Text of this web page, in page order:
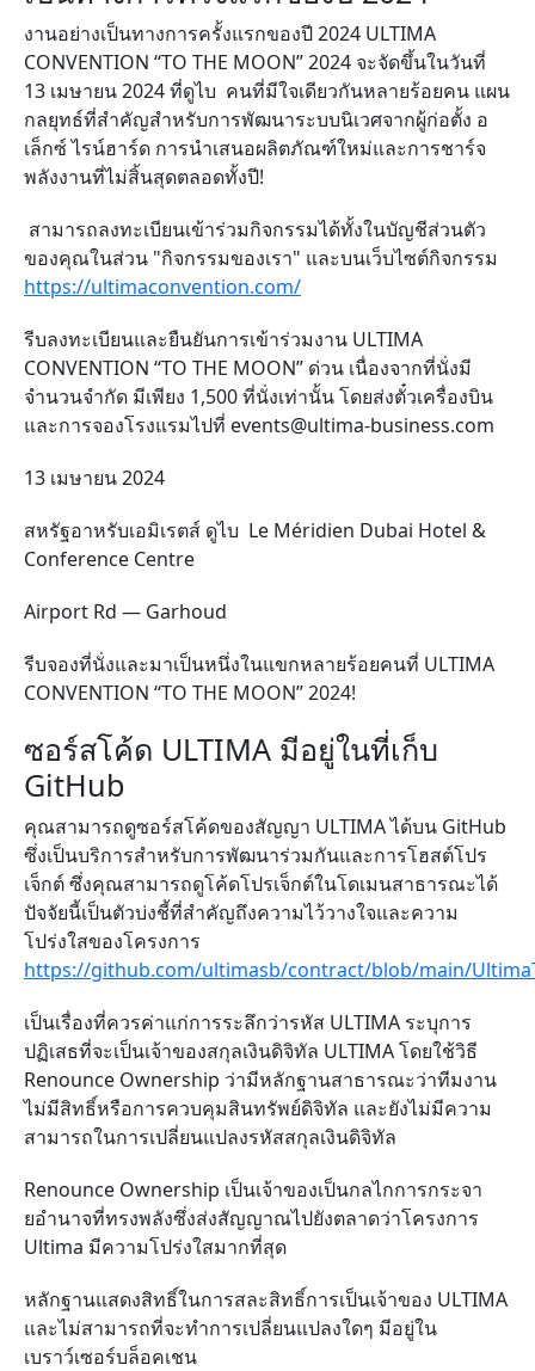
งานอย่างเป็นทางการครั้งแรกของปี 2024 ULTIMA
CONVENTION “TO THE MOON” 2024 จะจัดขึ้นในวันที่
13 เมษายน 2024 ที่ดูไบ คนที่มีใจเดียวกันหลายร้อยคน แผน
กลยุทธ์ที่สำคัญสำหรับการพัฒนาระบบนิเวศจากผู้ก่อตั้ง อ
เล็กซ์ ไรน์ฮาร์ด การนำเสนอผลิตภัณฑ์ใหม่และการชาร์จ
พลังงานที่ไม่สิ้นสุดตลอดทั้งปี!
สามารถลงทะเบียนเข้าร่วมกิจกรรมได้ทั้งในบัญชีส่วนตัว
ของคุณในส่วน "กิจกรรมของเรา" และบนเว็บไซต์กิจกรรม
https://ultimaconvention.com/
รีบลงทะเบียนและยืนยันการเข้าร่วมงาน ULTIMA
CONVENTION “TO THE MOON” ด่วน เนื่องจากที่นั่งมี
จำนวนจำกัด มีเพียง 1,500 ที่นั่งเท่านั้น โดยส่งตั๋วเครื่องบิน
และการจองโรงแรมไปที่ events@ultima-business.com
13 เมษายน 2024
สหรัฐอาหรับเอมิเรตส์ ดูไบ Le Méridien Dubai Hotel &
Conference Centre
Airport Rd — Garhoud
รีบจองที่นั่งและมาเป็นหนึ่งในแขกหลายร้อยคนที่ ULTIMA
CONVENTION “TO THE MOON” 2024!
ซอร์สโค้ด ULTIMA มีอยู่ในที่เก็บ
GitHub
คุณสามารถดูซอร์สโค้ดของสัญญา ULTIMA ได้บน GitHub
ซึ่งเป็นบริการสำหรับการพัฒนาร่วมกันและการโฮสต์โปร
เจ็กต์ ซึ่งคุณสามารถดูโค้ดโปรเจ็กต์ในโดเมนสาธารณะได้
ปัจจัยนี้เป็นตัวบ่งชี้ที่สำคัญถึงความไว้วางใจและความ
โปร่งใสของโครงการ
https://github.com/ultimasb/contract/blob/main/
เป็นเรื่องที่ควรค่าแก่การระลึกว่ารหัส ULTIMA ระบุการ
ปฏิเสธที่จะเป็นเจ้าของสกุลเงินดิจิทัล ULTIMA โดยใช้วิธี
Renounce Ownership ว่ามีหลักฐานสาธารณะว่าทีมงาน
ไม่มีสิทธิ์หรือการควบคุมสินทรัพย์ดิจิทัล และยังไม่มีความ
สามารถในการเปลี่ยนแปลงรหัสสกุลเงินดิจิทัล
Renounce Ownership เป็นเจ้าของเป็นกลไกการกระจา
ยอำนาจที่ทรงพลังซึ่งส่งสัญญาณไปยังตลาดว่าโครงการ
Ultima มีความโปร่งใสมากที่สุด
หลักฐานแสดงสิทธิ์ในการสละสิทธิ์การเป็นเจ้าของ ULTIMA
และไม่สามารถที่จะทำการเปลี่ยนแปลงใดๆ มีอยู่ใน
เบราว์เซอร์บล็อคเชน